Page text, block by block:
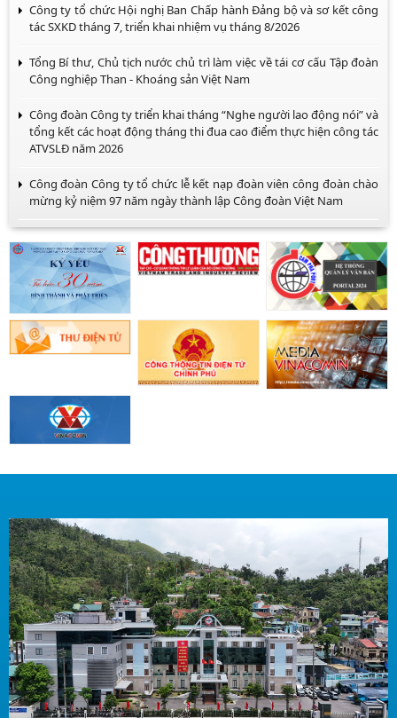
Công ty tổ chức Hội nghị Ban Chấp hành Đảng bộ và sơ kết công
tác SXKD tháng 7, triển khai nhiệm vụ tháng 8/2026
Tổng Bí thư, Chủ tịch nước chủ trì làm việc về tái cơ cấu Tập đoàn
Công nghiệp Than - Khoáng sản Việt Nam
Công đoàn Công ty triển khai tháng “Nghe người lao động nói” và
tổng kết các hoạt động tháng thi đua cao điểm thực hiện công tác
ATVSLĐ năm 2026
Công đoàn Công ty tổ chức lễ kết nạp đoàn viên công đoàn chào
mừng kỷ niệm 97 năm ngày thành lập Công đoàn Việt Nam